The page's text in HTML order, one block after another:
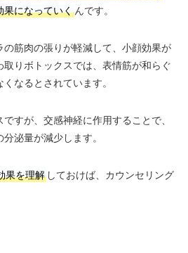
果になっていくんです。
筋肉の張りが軽減して、小顔効果が
りボトックスでは、表情筋が和らぐ
なるとされています。
すが、交感神経に作用することで、
泌量が減少します。
果を理解しておけば、カウンセリング